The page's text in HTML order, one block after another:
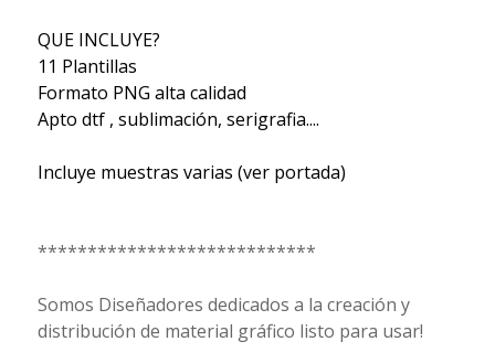
QUE INCLUYE?
11 Plantillas
Formato PNG alta calidad
Apto dtf , sublimación, serigrafia....
Incluye muestras varias (ver portada)
****************************
Somos Diseñadores dedicados a la creación y
distribución de material gráfico listo para usar!